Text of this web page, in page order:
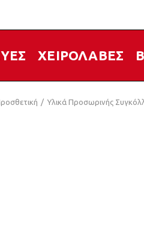
ΧΕΙΡΟΛΑΒΕΣ
Υλικά Προσωρινής